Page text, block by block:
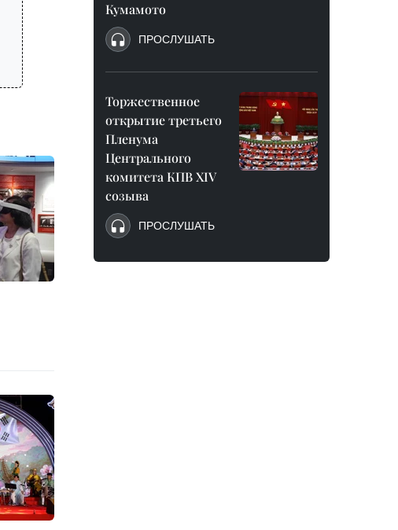
Кумамото
ПРОСЛУШАТЬ
Торжественное
открытие третьего
Пленума
Центрального
комитета КПВ XIV
созыва
ПРОСЛУШАТЬ